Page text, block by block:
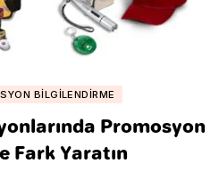
BILGILENDIRME
Promosyon
Fark Yaratın